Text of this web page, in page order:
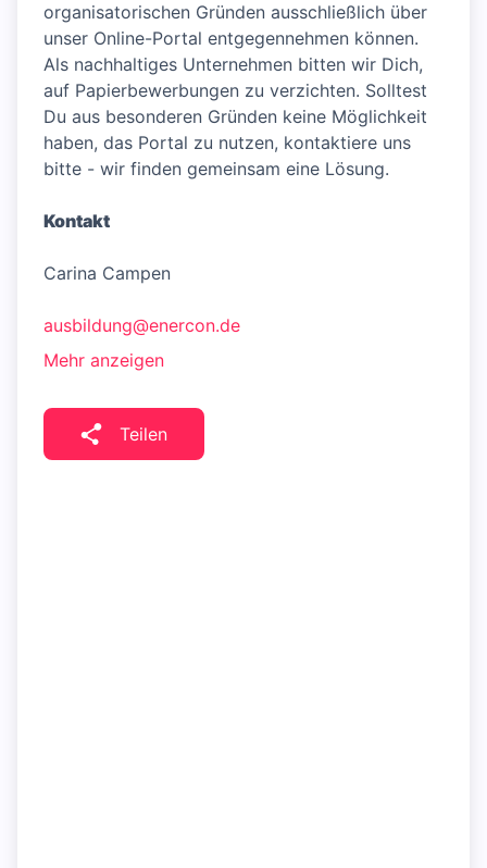
organisatorischen Gründen ausschließlich über
unser Online-Portal entgegennehmen können.
Als nachhaltiges Unternehmen bitten wir Dich,
auf Papierbewerbungen zu verzichten. Solltest
Du aus besonderen Gründen keine Möglichkeit
haben, das Portal zu nutzen, kontaktiere uns
bitte - wir finden gemeinsam eine Lösung.
Kontakt
Carina Campen
ausbildung@enercon.de
Mehr anzeigen
Teilen